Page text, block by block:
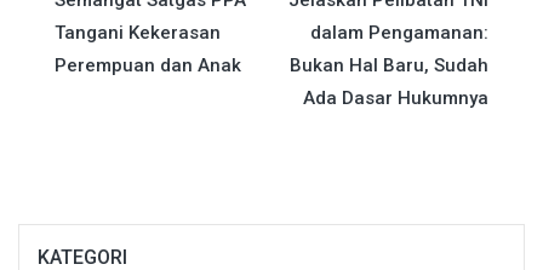
posTangani Kekerasan
Perempuan dan Anak
dalam Pengamanan:
Bukan Hal Baru, Sudah
Ada Dasar Hukumnya
KATEGORI